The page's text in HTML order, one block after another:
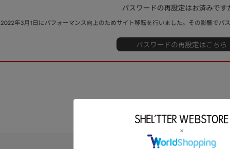
パスワードの再設定はお済みです
2022年3月1日にパフォーマンス向上のためサイト移転を行いました。その影響でパ